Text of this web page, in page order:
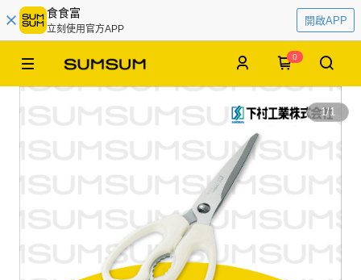
食食富
立刻使用官方APP
開啟APP
0
1/1